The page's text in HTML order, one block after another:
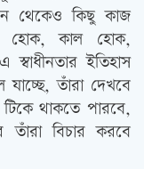
থেকেও কিছু কাজ
হোক, কাল হোক,
ইতিহাস
তাঁরা দেখবে
থাকতে পারবে,
তাঁরা বিচার করবে